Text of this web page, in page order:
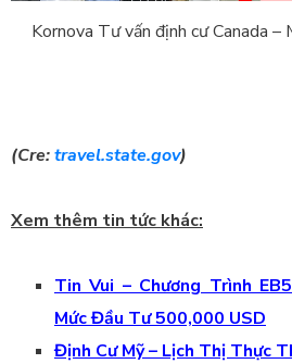
Kornova Tư vấn định cư Canada –
(Cre:travel.state.gov)
Xem thêm tin tức khác:
Tin Vui – Chương Trình
Mức Đầu Tư 500,000 USD
Định Cư Mỹ – Lịch Thị Thực